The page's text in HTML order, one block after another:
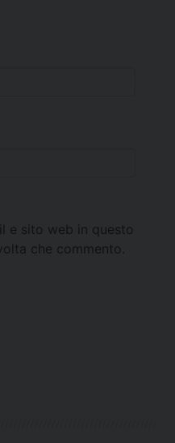
e sito web in questo
che commento.